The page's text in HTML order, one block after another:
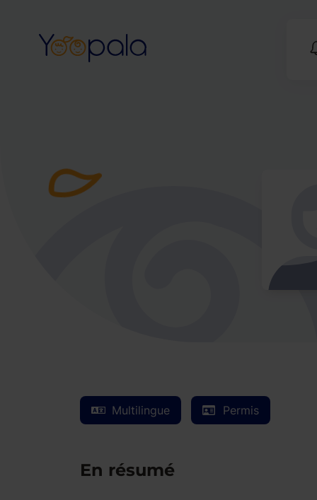
Multilingue Permis
En résumé